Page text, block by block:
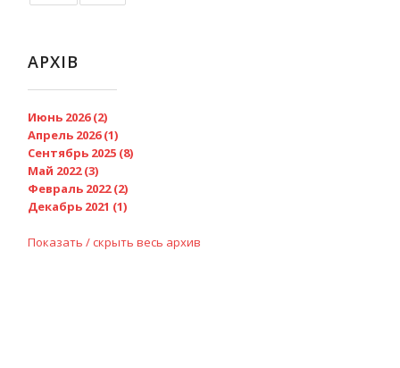
АРХІВ
Июнь 2026 (2)
Апрель 2026 (1)
Сентябрь 2025 (8)
Май 2022 (3)
Февраль 2022 (2)
Декабрь 2021 (1)
Показать / скрыть весь архив